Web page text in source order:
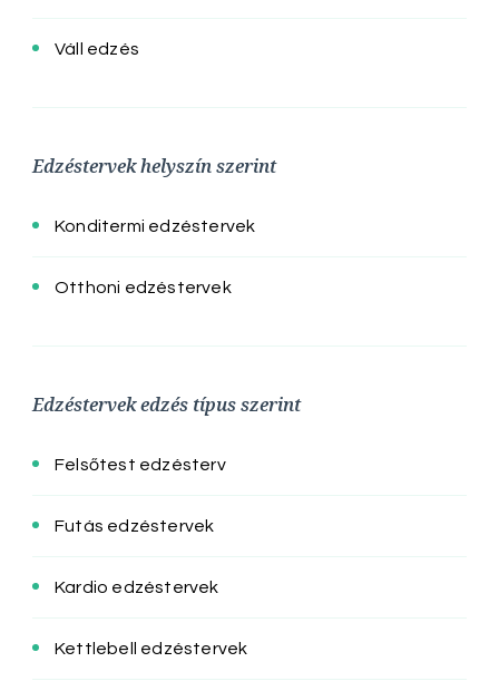
Váll edzés
Edzéstervek helyszín szerint
Konditermi edzéstervek
Otthoni edzéstervek
Edzéstervek edzés típus szerint
Felsőtest edzésterv
Futás edzéstervek
Kardio edzéstervek
Kettlebell edzéstervek